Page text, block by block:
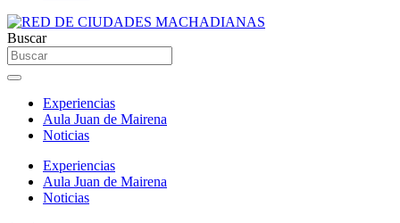
Buscar
Experiencias
Aula Juan de Mairena
Noticias
Experiencias
Aula Juan de Mairena
Noticias